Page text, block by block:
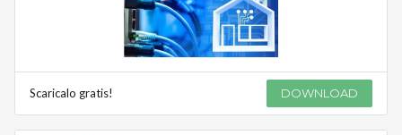
Scaricalo gratis! DOWNLOAD